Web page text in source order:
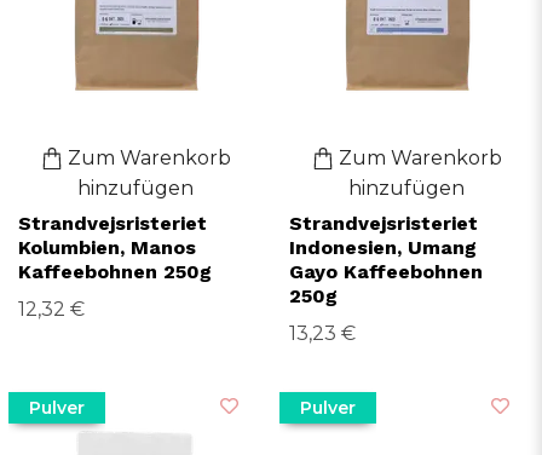
Zum Warenkorb
hinzufügen
Strandvejsristeriet
Kolumbien, Manos
Kaffeebohnen 250g
12,32 €
Zum Warenkorb
hinzufügen
Strandvejsristeriet
Indonesien, Umang
Gayo Kaffeebohnen
250g
13,23 €
Pulver Pulver